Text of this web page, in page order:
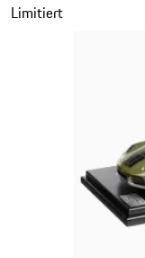
Limitiert
Slide 12 von 20